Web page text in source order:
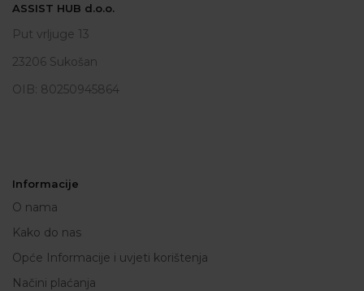
ASSIST HUB d.o.o.
Put vrljuge 13
23206 Sukošan
OIB: 80250945864
Informacije
O nama
Kako do nas
Opće Informacije i uvjeti korištenja
Načini plaćanja